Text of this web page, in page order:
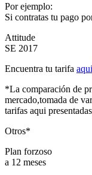
Por ejemplo:
Si contratas tu pago
Attitude
SE 2017
Encuentra tu tarifa aqui
*La comparación de
mercado,tomada de
tarifas aqui
Otros*
Plan forzoso
a 12 meses